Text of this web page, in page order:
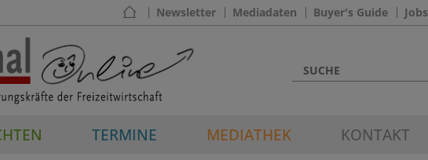
Newsletter Mediadaten Buyer's Guide Jobs
TERMINE MEDIATHEK KONTAKT